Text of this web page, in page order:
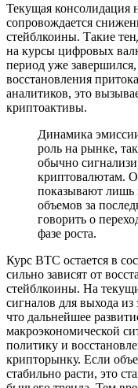
Текущая консолидация
сопровождается
стейблкоины. Такие
на курсы цифровых
период уже
восстановления
аналитиков, это
криптоактивы.
Динамика
роль на рынке,
обычно
криптовалютам.
показывают лишь
объемов за
говорить о
фазе роста.
Курс BTC остается в
сильно зависят от
стейблкоины. На
сигналов для выхода
что дальнейшее
макроэкономической
политику и
крипторынку. Если
стабильно расти, это